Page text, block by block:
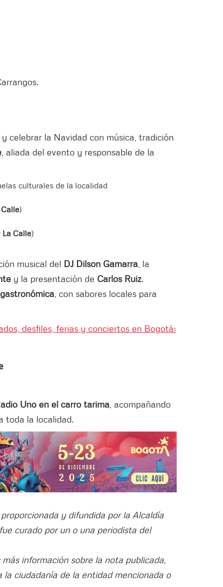
celebrar la Navidad con música, tradición
, aliada del evento y responsable de la
culturales de la localidad
Calle)
La Calle)
musical del DJ Dilson Gamarra , la
y la presentación de Carlos Ruiz.
, con sabores locales para
desfiles, ferias y conciertos en Bogotá:
Uno en el carro tarima , acompañando
toda la localidad.
y difundida por la Alcaldía
curado por un o una periodista del
información sobre la nota publicada,
ciudadanía de la entidad mencionada o